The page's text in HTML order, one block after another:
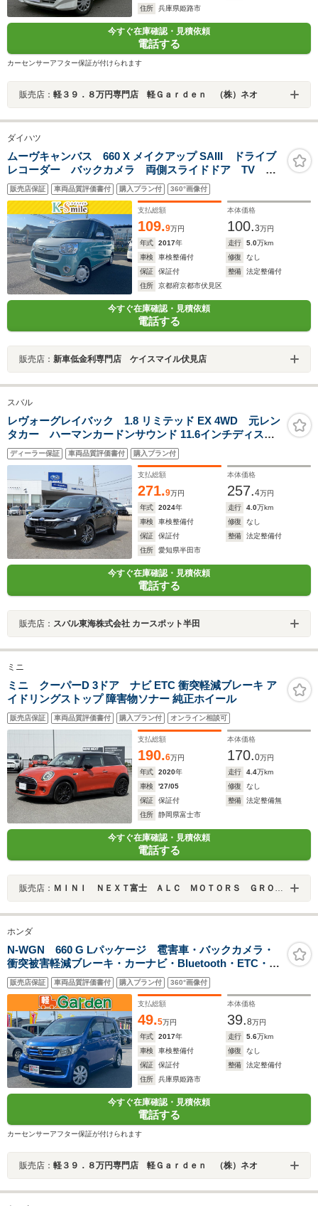
住所
兵庫県姫路市
今すぐ在庫確認・見積依頼
電話する
カーセンサーアフター保証が付けられます
販売店： 軽３９．８万円専門店 軽Ｇａｒｄｅｎ （株）ネオ
ダイハツ
ムーヴキャンバス 660 X メイクアップ SAIII ドライブ
レコーダー バックカメラ 両側スライドドア TV ク
リアランスソナー 衝突被害軽減システム オートマチ
ックハイビーム スマートキー アイドリングストッ
プ 電動格納ミラー CVT ベンチシート
販売店保証 車両品質評価書付 購入プラン付 360°画像付
支払総額
109.9万円
本体価格
100.3万円
年式
2017年 走行 5.0万km
車検
車検整備付 修復
なし
保証
保証付 整備
法定整備付
住所
京都府京都市伏見区
今すぐ在庫確認・見積依頼
電話する
販売店： 新車低金利専門店 ケイスマイル伏見店
スバル
レヴォーグレイバック 1.8 リミテッド EX 4WD 元レン
タカー ハーマンカードンサウンド 11.6インチディスプ
レイ フルセグ Bluetoothオーディオ フロントカメ
ラ サイドカメラ バックカメラ 全周囲カメラ 電動
リヤゲート シートヒーター
ディーラー保証 車両品質評価書付 購入プラン付
支払総額
271.9万円
本体価格
257.4万円
年式
2024年 走行 4.0万km
車検
車検整備付 修復
なし
保証
保証付 整備
法定整備付
住所
愛知県半田市
今すぐ在庫確認・見積依頼
電話する
販売店： スバル東海株式会社 カースポット半田
ミニ
ミニ クーパーD 3ドア ナビ ETC 衝突軽減ブレーキ ア
イドリングストップ 障害物ソナー 純正ホイール
販売店保証 車両品質評価書付 購入プラン付 オンライン相談可
支払総額
190.6万円
本体価格
170.0万円
年式
2020年 走行 4.4万km
車検
'27/05 修復
なし
保証
保証付 整備
法定整備無
住所
静岡県富士市
今すぐ在庫確認・見積依頼
電話する
販売店： ＭＩＮＩ ＮＥＸＴ富士 ＡＬＣ ＭＯＴＯＲＳ ＧＲＯＵＰ
ホンダ
N-WGN 660 G Lパッケージ 雹害車・バックカメラ・
衝突被害軽減ブレーキ・カーナビ・Bluetooth・ETC・
CD/DVD再生・スマートキー&プッシュスタート・ベンチ
シート・ルームクリーニング
販売店保証 車両品質評価書付 購入プラン付 360°画像付
支払総額
49.5万円
本体価格
39.8万円
年式
2017年 走行 5.6万km
車検
車検整備付 修復
なし
保証
保証付 整備
法定整備付
住所
兵庫県姫路市
今すぐ在庫確認・見積依頼
電話する
カーセンサーアフター保証が付けられます
販売店： 軽３９．８万円専門店 軽Ｇａｒｄｅｎ （株）ネオ